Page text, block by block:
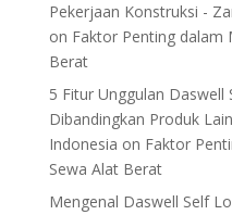
Pekerjaan Konstruksi -
on Faktor Penting dalam
Berat
5 Fitur Unggulan Daswell
Dibandingkan Produk
Indonesia on Faktor
Sewa Alat Berat
Mengenal Daswell Self